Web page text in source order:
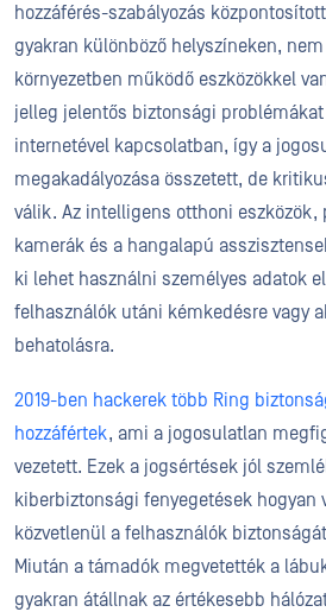
hozzáférés-szabályozás
gyakran különböző helyszíneken,
környezetben működő eszközökkel
jelleg jelentős biztonsági
internetével kapcsolatban, így a
megakadályozása összetett, de
válik. Az intelligens otthoni eszközök,
kamerák és a hangalapú
ki lehet használni személyes adatok
felhasználók utáni kémkedésre vagy
behatolásra.
2019-ben hackerek több Ring
hozzáfértek, ami a jogosulatlan
vezetett. Ezek a jogsértések jól
kiberbiztonsági fenyegetések hogyan
közvetlenül a felhasználók
Miután a támadók megvetették a
gyakran átállnak az értékesebb